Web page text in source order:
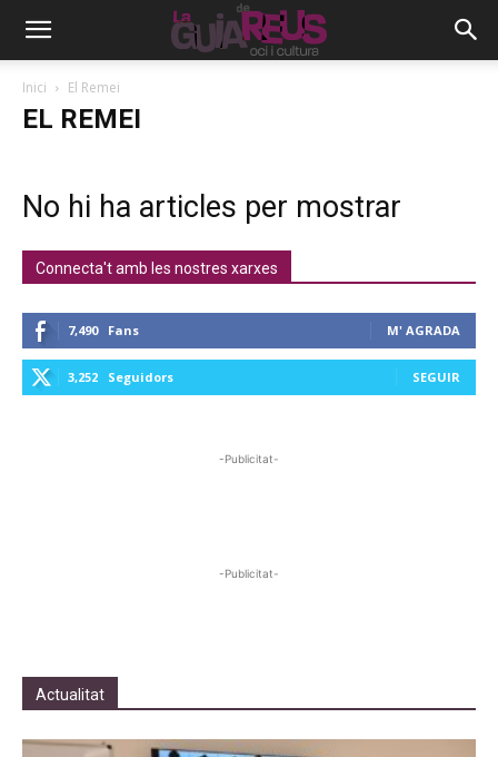
Inici El Remei
EL REMEI
No hi ha articles per mostrar
Connecta't amb les nostres xarxes
7,490 Fans M' AGRADA
3,252 Seguidors SEGUIR
-Publicitat-
-Publicitat-
Actualitat